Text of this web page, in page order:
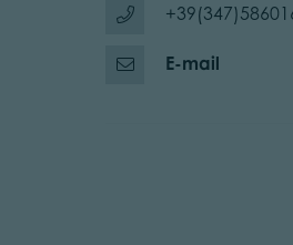
E-mail